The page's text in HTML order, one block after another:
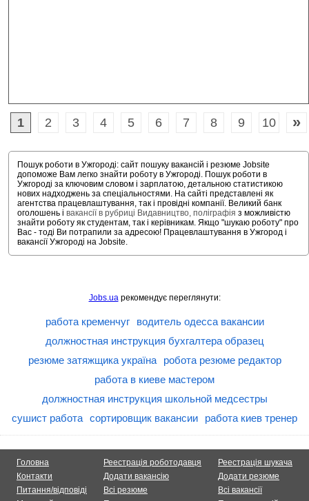
1 2 3 4 5 6 7 8 9 10 »
Пошук роботи в Ужгороді: сайт пошуку вакансій і резюме Jobsite
допоможе Вам легко знайти роботу в Ужгороді. Пошук роботи в
Ужгороді за ключовим словом і зарплатою, детальною статистикою
нових надходжень за спеціальностями. На сайті представлені як
агентства працевлаштування, так і провідні компанії. Великий банк
оголошень і вакансії в рубриці Видавництво, поліграфія з можливістю
знайти роботу як студентам, так і керівникам. Якщо "шукаю роботу" про
Вас - тоді Ви потрапили за адресою! Працевлаштування в Ужгород і
вакансії Ужгороді на Jobsite.
Jobs.uaрекомендує переглянути:
работа кременчуг
водитель одесса вакансии
должностная инструкция бухгалтера образец
резюме затяжщика україна
робота резюме редактор
работа в киеве мастером
должностная инструкция школьной медсестры
сушист работа сортировщик вакансии работа киев тренер
Головна
Контакти
Питання/відповіді
Реестрація роботодавця
Додати вакансію
Всі резюме
Реестрація шукача
Додати резюме
Всі вакансії